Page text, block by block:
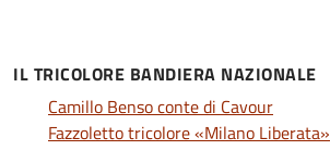
IL TRICOLORE BANDIERA NAZIONALE
Camillo Benso conte di Cavour
Fazzoletto tricolore «Milano Liberata»